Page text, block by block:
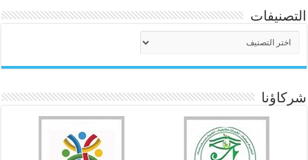
التصنيفات
شركاؤنا